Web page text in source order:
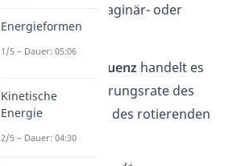
entweder der Imaginär- oder
Realteil.
Kreisfrequenzhandelt es
sich um die Änderungsrate des
Phasenwinkels
des rotierenden
Zeigers.
Energieformen
1/5 – Dauer: 05:06
Kinetische
Energie
2/5 – Dauer: 04:30